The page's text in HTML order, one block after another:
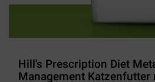
Hill's Prescription Diet
Management Katzenfutter